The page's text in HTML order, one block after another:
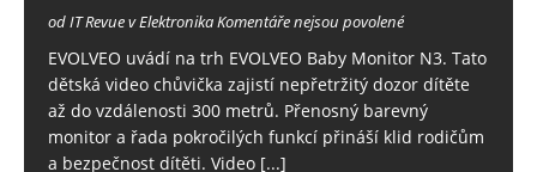
od IT Revue v ElektronikaKomentáře nejsou povolené
EVOLVEO uvádí na trh EVOLVEO Baby Monitor N3. Tato
dětská video chůvička zajistí nepřetržitý dozor dítěte
až do vzdálenosti 300 metrů. Přenosný barevný
monitor a řada pokročilých funkcí přináší klid rodičům
a bezpečnost dítěti. Video [...]